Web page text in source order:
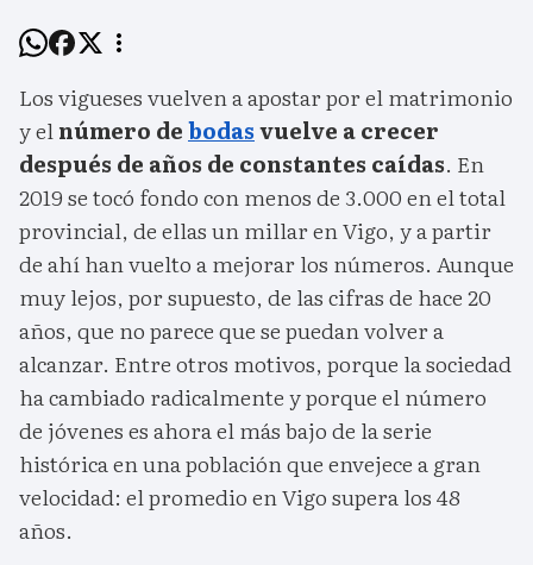
Los vigueses vuelven a apostar por el matrimonio
y elnúmero debodasvuelve a crecer
después de años de constantes caídas. En
2019 se tocó fondo con menos de 3.000 en el total
provincial, de ellas un millar en Vigo, y a partir
de ahí han vuelto a mejorar los números. Aunque
muy lejos, por supuesto, de las cifras de hace 20
años, que no parece que se puedan volver a
alcanzar. Entre otros motivos, porque la sociedad
ha cambiado radicalmente y porque el número
de jóvenes es ahora el más bajo de la serie
histórica en una población que envejece a gran
velocidad: el promedio en Vigo supera los 48
años.